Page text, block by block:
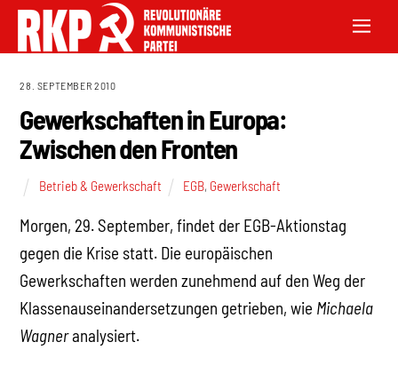
28. SEPTEMBER 2010
Gewerkschaften in Europa:
Zwischen den Fronten
Betrieb & Gewerkschaft EGB, Gewerkschaft
Morgen, 29. September, findet der EGB-Aktionstag
gegen die Krise statt. Die europäischen
Gewerkschaften werden zunehmend auf den Weg der
Klassenauseinandersetzungen getrieben, wie Michaela
Wagneranalysiert.